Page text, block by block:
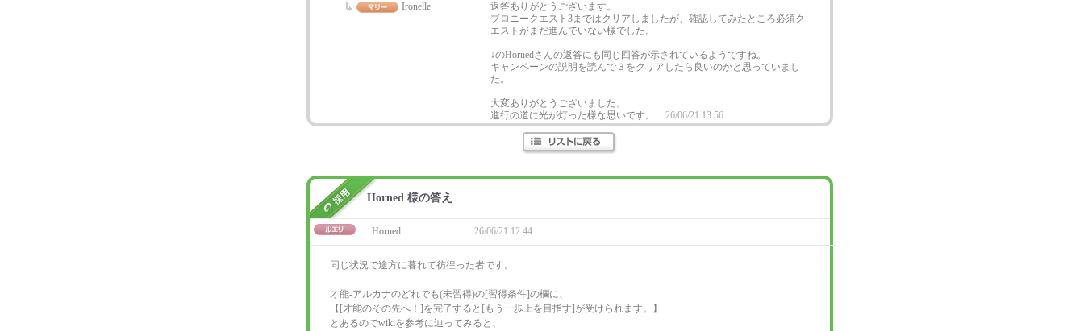
Ironelle
返答ありがとうございます。
ブロニークエスト3まではクリアしましたが、確認してみたところ必須ク
エストがまだ進んでいない様でした。
↓のHornedさんの返答にも同じ回答が示されているようですね。
キャンペーンの説明を読んで３をクリアしたら良いのかと思っていまし
た。
大変ありがとうございました。
進行の道に光が灯った様な思いです。
26/06/21 13:56
Horned 様の答え
Horned 26/06/21 12:44
同じ状況で途方に暮れて彷徨った者です。
才能-アルカナのどれでも(未習得)の[習得条件]の欄に、
【[才能のその先へ！]を完了すると[もう一歩上を目指す]が受けられます。】
とあるのでwikiを参考に辿ってみると、